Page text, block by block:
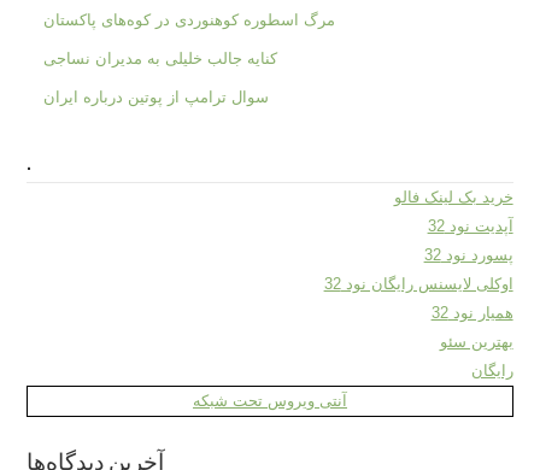
مرگ اسطوره کوهنوردی در کوه‌های پاکستان
کنایه جالب خلیلی به مدیران نساجی
سوال ترامپ از پوتین درباره ایران
.
خرید بک لینک فالو
آپدیت نود 32
پسورد نود 32
اوکلی لایسنس رایگان نود 32
همیار نود 32
بهترین سئو
رایگان
آنتی ویروس تحت شبکه
آخرین دیدگاه‌ها